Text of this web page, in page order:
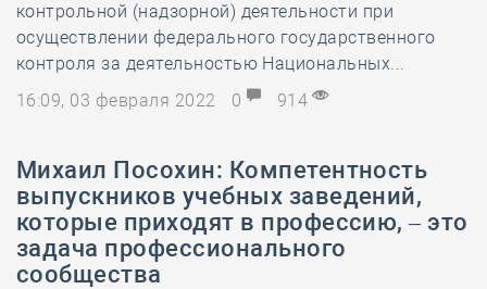
контрольной (надзорной) деятельности при
осуществлении федерального государственного
контроля за деятельностью Национальных...
16:09, 03 февраля 2022
0 914
Михаил Посохин: Компетентность
выпускников учебных заведений,
которые приходят в профессию, – это
задача профессионального
сообщества